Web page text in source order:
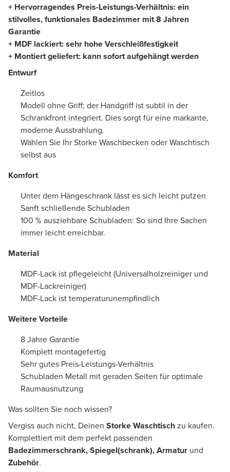
+ Hervorragendes Preis-Leistungs-Verhältnis: ein
stilvolles, funktionales Badezimmer mit 8 Jahren
Garantie
+ MDF lackiert: sehr hohe Verschleißfestigkeit
+ Montiert geliefert: kann sofort aufgehängt werden
Entwurf
Zeitlos
Modell ohne Griff; der Handgriff ist subtil in der
Schrankfront integriert. Dies sorgt für eine markante,
moderne Ausstrahlung.
Wählen Sie Ihr Storke Waschbecken oder Waschtisch
selbst aus
Komfort
Unter dem Hängeschrank lässt es sich leicht putzen
Sanft schließende Schubladen
100 % ausziehbare Schubladen: So sind Ihre Sachen
immer leicht erreichbar.
Material
MDF-Lack ist pflegeleicht (Universalholzreiniger und
MDF-Lackreiniger)
MDF-Lack ist temperaturunempfindlich
Weitere Vorteile
8 Jahre Garantie
Komplett montagefertig
Sehr gutes Preis-Leistungs-Verhältnis
Schubladen Metall mit geraden Seiten für optimale
Raumausnutzung
Was sollten Sie noch wissen?
Vergiss auch nicht, Deinen Storke Waschtischzu kaufen.
Komplettiert mit dem perfekt passenden
Badezimmerschrank, Spiegel(schrank), Armatur und
Zubehör.